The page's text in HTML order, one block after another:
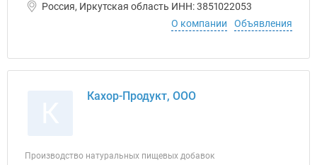
Россия, Иркутская область ИНН: 3851022053
О компании
Объявления
Кахор-Продукт, ООО
Производство натуральных пищевых добавок